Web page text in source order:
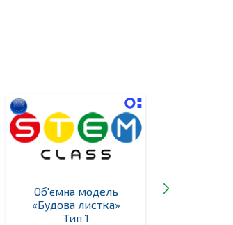
Об'ємна модель
«Будова листка»
Тип 1